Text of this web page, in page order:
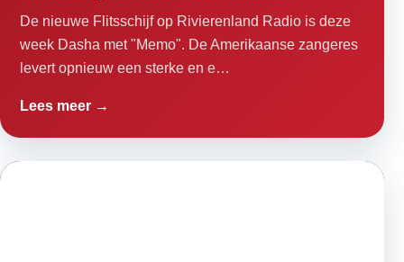
De nieuwe Flitsschijf op Rivierenland Radio is deze
week Dasha met "Memo". De Amerikaanse zangeres
levert opnieuw een sterke en e…
Lees meer →